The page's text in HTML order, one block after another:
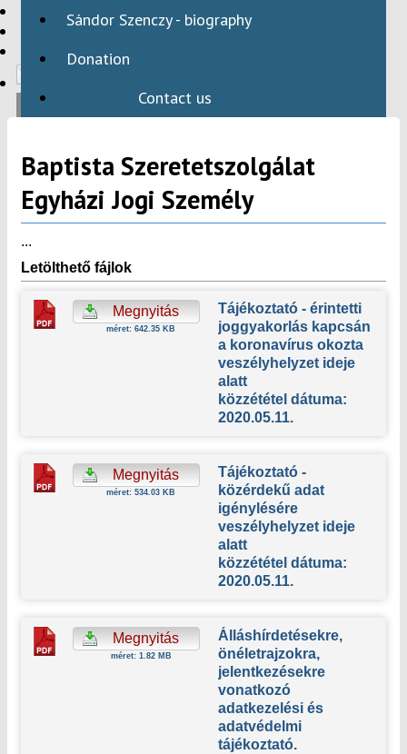
HBAID
DOMESTIC PROGRAMS
INTERNATIONAL PROGRAMS
Sándor Szenczy - biography
Donation
Contact us
Baptista Szeretetszolgálat
Egyházi Jogi Személy
...
Letölthető fájlok
Megnyitás
méret: 642.35 KB
Tájékoztató - érintetti
joggyakorlás kapcsán
a koronavírus okozta
veszélyhelyzet ideje
alatt
közzététel dátuma:
2020.05.11.
Megnyitás
méret: 534.03 KB
Tájékoztató -
közérdekű adat
igénylésére
veszélyhelyzet ideje
alatt
közzététel dátuma:
2020.05.11.
Megnyitás
méret: 1.82 MB
Álláshírdetésekre,
önéletrajzokra,
jelentkezésekre
vonatkozó
adatkezelési és
adatvédelmi
tájékoztató.